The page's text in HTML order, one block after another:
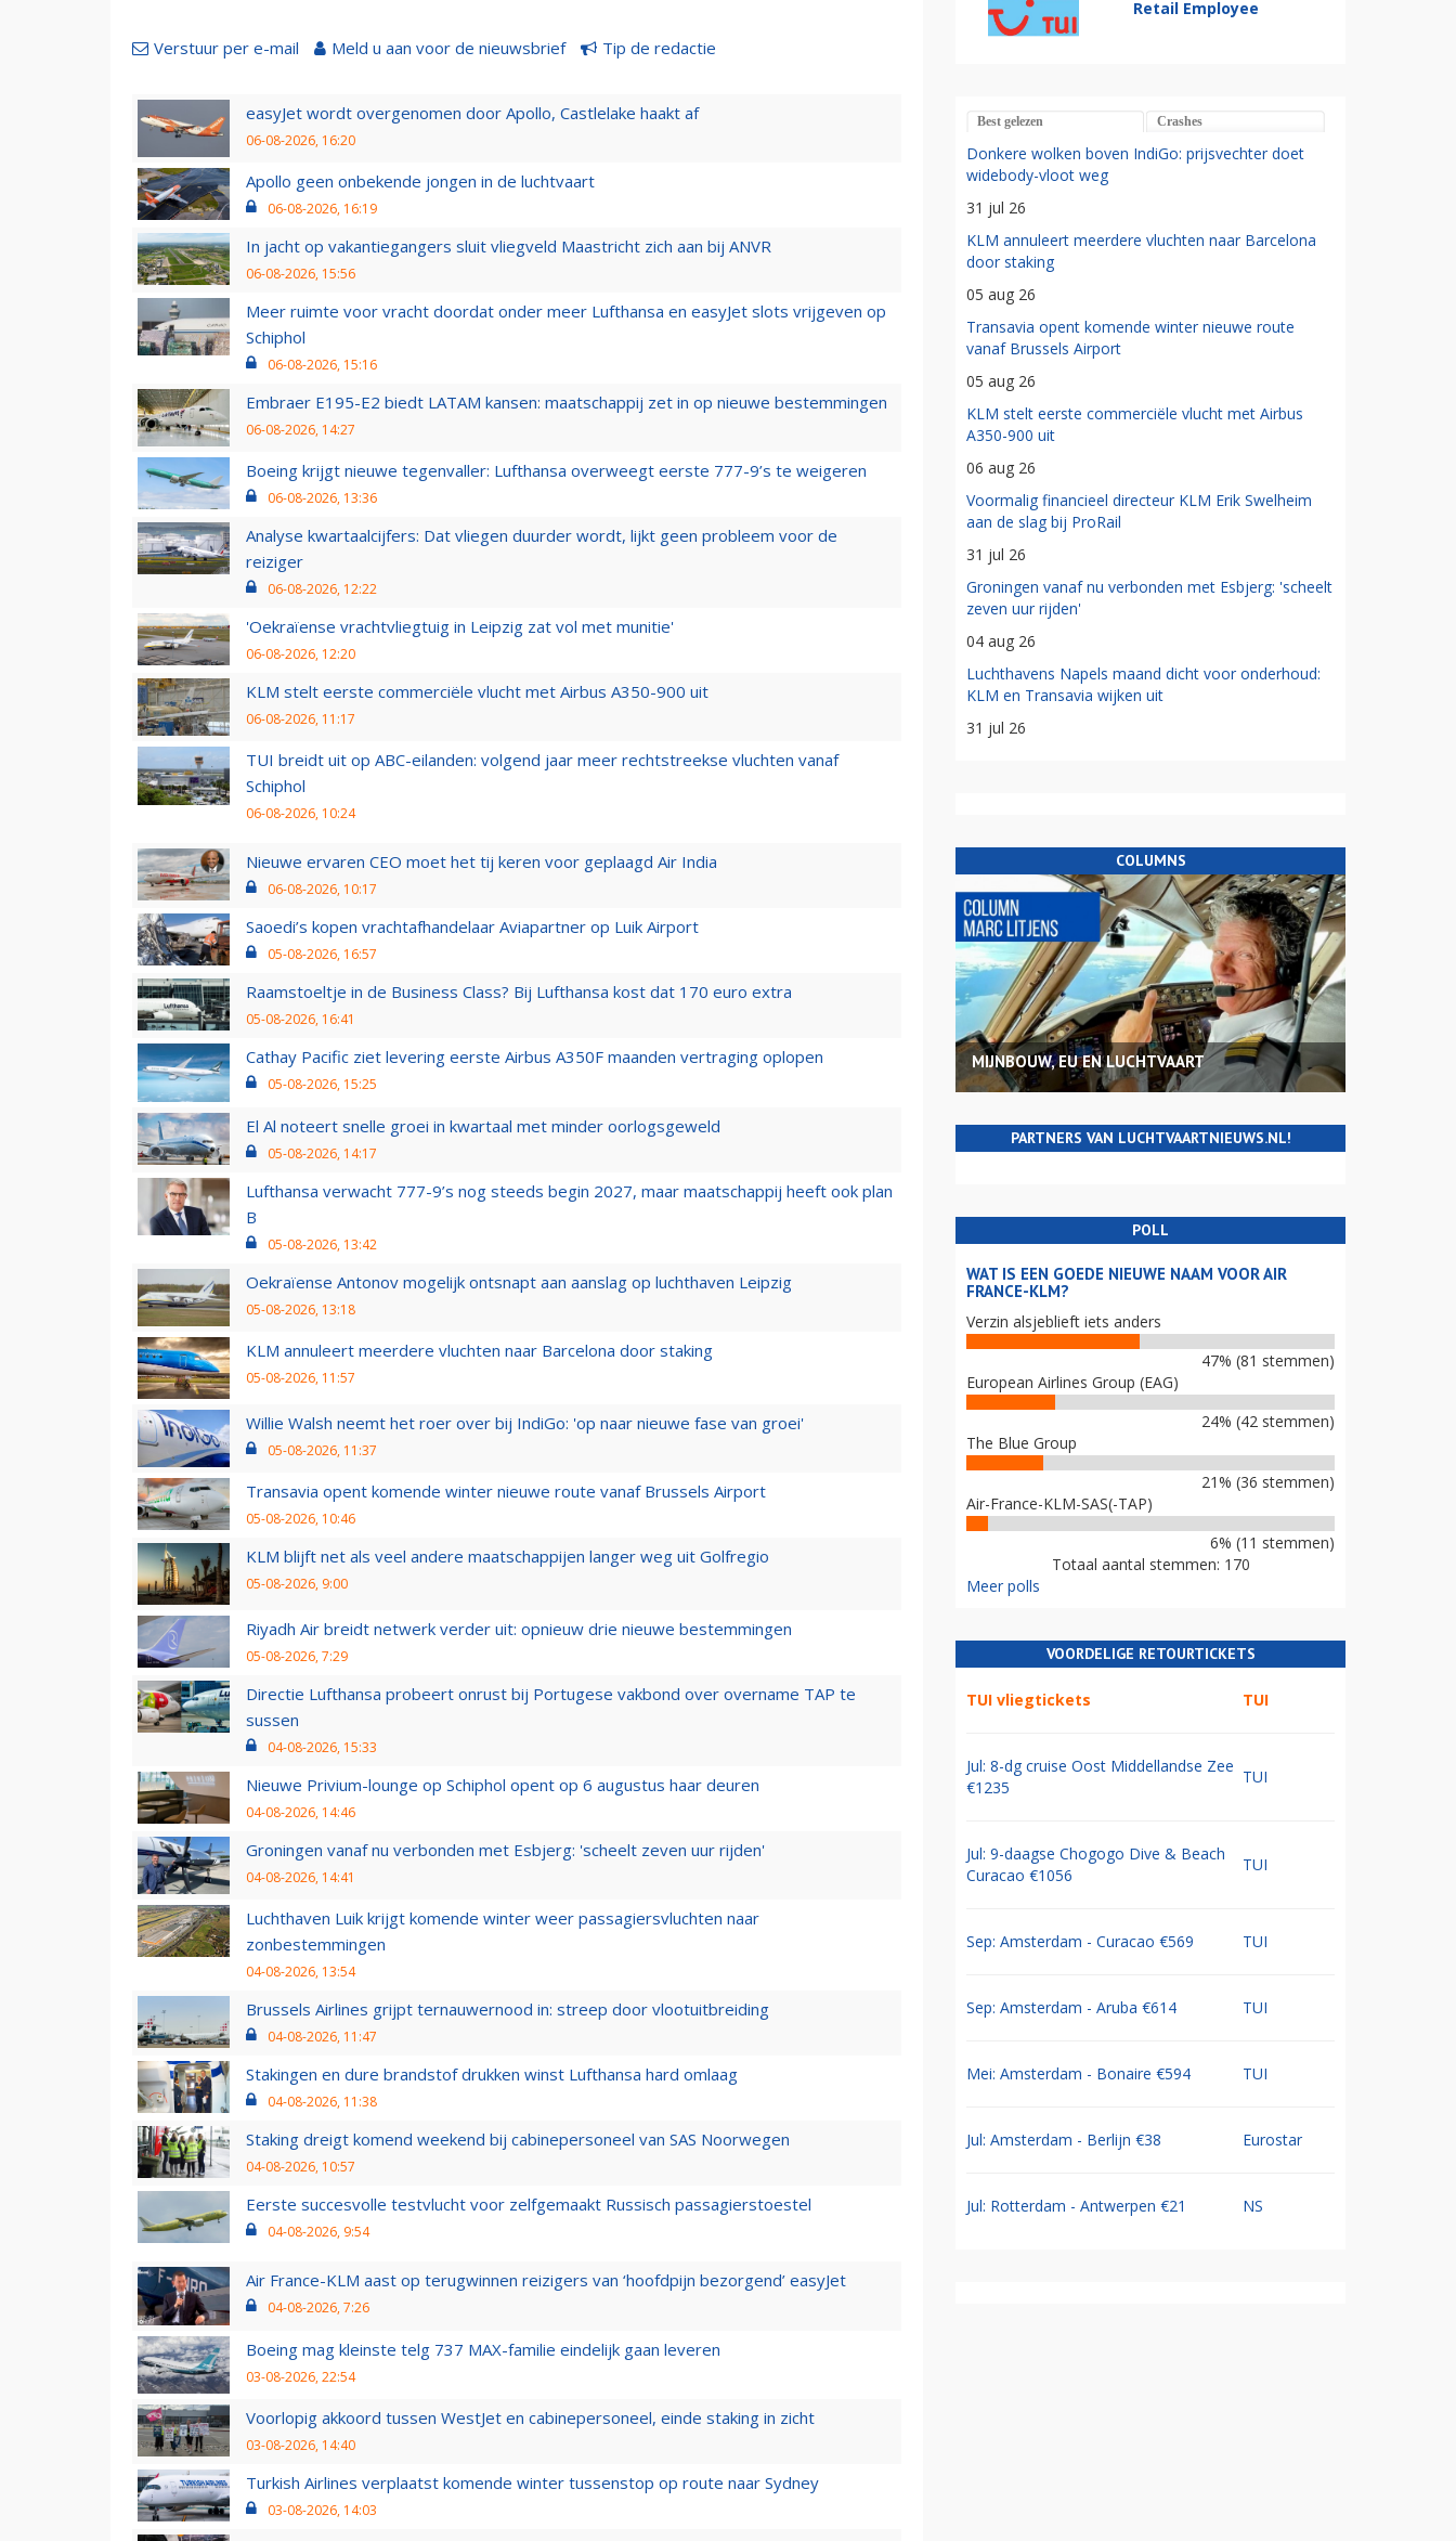
Verstuur per e-mail Meld u aan voor de nieuwsbrief Tip de redactie
easyJet wordt overgenomen door Apollo, Castlelake haakt af
06-08-2026, 16:20
Apollo geen onbekende jongen in de luchtvaart
06-08-2026, 16:19
In jacht op vakantiegangers sluit vliegveld Maastricht zich aan bij ANVR
06-08-2026, 15:56
Meer ruimte voor vracht doordat onder meer Lufthansa en easyJet slots vrijgeven op
Schiphol
06-08-2026, 15:16
Embraer E195-E2 biedt LATAM kansen: maatschappij zet in op nieuwe bestemmingen
06-08-2026, 14:27
Boeing krijgt nieuwe tegenvaller: Lufthansa overweegt eerste 777-9’s te weigeren
06-08-2026, 13:36
Analyse kwartaalcijfers: Dat vliegen duurder wordt, lijkt geen probleem voor de
reiziger
06-08-2026, 12:22
'Oekraïense vrachtvliegtuig in Leipzig zat vol met munitie'
06-08-2026, 12:20
KLM stelt eerste commerciële vlucht met Airbus A350-900 uit
06-08-2026, 11:17
TUI breidt uit op ABC-eilanden: volgend jaar meer rechtstreekse vluchten vanaf
Schiphol
06-08-2026, 10:24
Nieuwe ervaren CEO moet het tij keren voor geplaagd Air India
06-08-2026, 10:17
Saoedi’s kopen vrachtafhandelaar Aviapartner op Luik Airport
05-08-2026, 16:57
Raamstoeltje in de Business Class? Bij Lufthansa kost dat 170 euro extra
05-08-2026, 16:41
Cathay Pacific ziet levering eerste Airbus A350F maanden vertraging oplopen
05-08-2026, 15:25
El Al noteert snelle groei in kwartaal met minder oorlogsgeweld
05-08-2026, 14:17
Lufthansa verwacht 777-9’s nog steeds begin 2027, maar maatschappij heeft ook plan
B
05-08-2026, 13:42
Oekraïense Antonov mogelijk ontsnapt aan aanslag op luchthaven Leipzig
05-08-2026, 13:18
KLM annuleert meerdere vluchten naar Barcelona door staking
05-08-2026, 11:57
Willie Walsh neemt het roer over bij IndiGo: 'op naar nieuwe fase van groei'
05-08-2026, 11:37
Transavia opent komende winter nieuwe route vanaf Brussels Airport
05-08-2026, 10:46
KLM blijft net als veel andere maatschappijen langer weg uit Golfregio
05-08-2026, 9:00
Riyadh Air breidt netwerk verder uit: opnieuw drie nieuwe bestemmingen
05-08-2026, 7:29
Directie Lufthansa probeert onrust bij Portugese vakbond over overname TAP te
sussen
04-08-2026, 15:33
Nieuwe Privium-lounge op Schiphol opent op 6 augustus haar deuren
04-08-2026, 14:46
Groningen vanaf nu verbonden met Esbjerg: 'scheelt zeven uur rijden'
04-08-2026, 14:41
Luchthaven Luik krijgt komende winter weer passagiersvluchten naar
zonbestemmingen
04-08-2026, 13:54
Brussels Airlines grijpt ternauwernood in: streep door vlootuitbreiding
04-08-2026, 11:47
Stakingen en dure brandstof drukken winst Lufthansa hard omlaag
04-08-2026, 11:38
Staking dreigt komend weekend bij cabinepersoneel van SAS Noorwegen
04-08-2026, 10:57
Eerste succesvolle testvlucht voor zelfgemaakt Russisch passagierstoestel
04-08-2026, 9:54
Air France-KLM aast op terugwinnen reizigers van ‘hoofdpijn bezorgend’ easyJet
04-08-2026, 7:26
Boeing mag kleinste telg 737 MAX-familie eindelijk gaan leveren
03-08-2026, 22:54
Voorlopig akkoord tussen WestJet en cabinepersoneel, einde staking in zicht
03-08-2026, 14:40
Turkish Airlines verplaatst komende winter tussenstop op route naar Sydney
03-08-2026, 14:03
Retail Employee
Best gelezen Crashes
Donkere wolken boven IndiGo: prijsvechter doet
widebody-vloot weg
31 jul 26
KLM annuleert meerdere vluchten naar Barcelona
door staking
05 aug 26
Transavia opent komende winter nieuwe route
vanaf Brussels Airport
05 aug 26
KLM stelt eerste commerciële vlucht met Airbus
A350-900 uit
06 aug 26
Voormalig financieel directeur KLM Erik Swelheim
aan de slag bij ProRail
31 jul 26
Groningen vanaf nu verbonden met Esbjerg: 'scheelt
zeven uur rijden'
04 aug 26
Luchthavens Napels maand dicht voor onderhoud:
KLM en Transavia wijken uit
31 jul 26
COLUMNS
MIJNBOUW, EU EN LUCHTVAART
PARTNERS VAN LUCHTVAARTNIEUWS.NL!
POLL
WAT IS EEN GOEDE NIEUWE NAAM VOOR AIR
FRANCE-KLM?
Verzin alsjeblieft iets anders
47% (81 stemmen)
European Airlines Group (EAG)
24% (42 stemmen)
The Blue Group
21% (36 stemmen)
Air-France-KLM-SAS(-TAP)
6% (11 stemmen)
Totaal aantal stemmen: 170
Meer polls
VOORDELIGE RETOURTICKETS
TUI vliegtickets TUI
Jul: 8-dg cruise Oost Middellandse Zee
€1235
TUI
Jul: 9-daagse Chogogo Dive & Beach
Curacao €1056
TUI
Sep: Amsterdam - Curacao €569 TUI
Sep: Amsterdam - Aruba €614 TUI
Mei: Amsterdam - Bonaire €594 TUI
Jul: Amsterdam - Berlijn €38 Eurostar
Jul: Rotterdam - Antwerpen €21 NS